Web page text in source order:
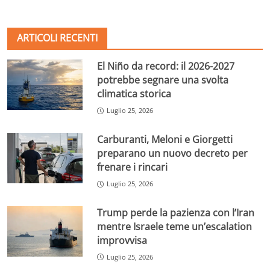
ARTICOLI RECENTI
El Niño da record: il 2026-2027
potrebbe segnare una svolta
climatica storica
Luglio 25, 2026
Carburanti, Meloni e Giorgetti
preparano un nuovo decreto per
frenare i rincari
Luglio 25, 2026
Trump perde la pazienza con l’Iran
mentre Israele teme un’escalation
improvvisa
Luglio 25, 2026